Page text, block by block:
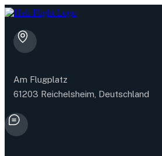
Am Flugplatz
61203 Reichelsheim, Deutschland